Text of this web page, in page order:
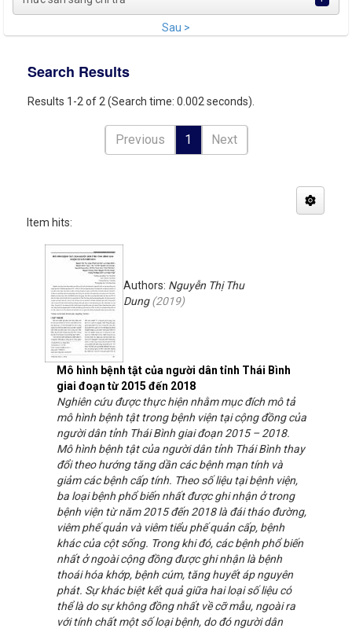
Sau >
Search Results
Results 1-2 of 2 (Search time: 0.002 seconds).
Previous 1 Next
Item hits:
Mô hình bệnh tật của người dân tỉnh Thái Bình
giai đoạn từ 2015 đến 2018
Authors: Nguyễn Thị Thu
Dung(2019)
Nghiên cứu được thực hiện nhằm mục đích mô tả
mô hình bệnh tật trong bệnh viện tại cộng đồng của
người dân tỉnh Thái Bình giai đoạn 2015 – 2018.
Mô hình bệnh tật của người dân tỉnh Thái Bình thay
đổi theo hướng tăng dần các bệnh mạn tính và
giảm các bệnh cấp tính. Theo số liệu tại bệnh viện,
ba loại bệnh phổ biến nhất được ghi nhận ở trong
bệnh viện từ năm 2015 đến 2018 là đái tháo đường,
viêm phế quản và viêm tiểu phế quản cấp, bệnh
khác của cột sống. Trong khi đó, các bệnh phổ biến
nhất ở ngoài cộng đồng được ghi nhận là bệnh
thoái hóa khớp, bệnh cúm, tăng huyết áp nguyên
phát. Sự khác biệt kết quả giữa hai loại số liệu có
thể là do sự không đồng nhất về cỡ mẫu, ngoài ra
với tính chất một số loại bệnh, do đó người dân